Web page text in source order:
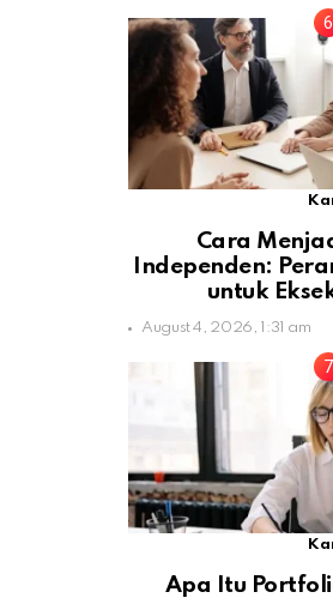
Cara
Independen:
untuk
August 4, 2026, 1:31 am
Apa Itu